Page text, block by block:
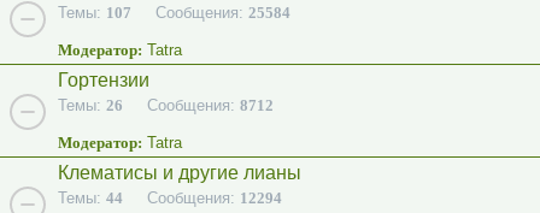
Темы: 107 Сообщения: 25584
Модератор: Tatra
Гортензии
Темы: 26 Сообщения: 8712
Модератор: Tatra
Клематисы и другие лианы
Темы: 44 Сообщения: 12294